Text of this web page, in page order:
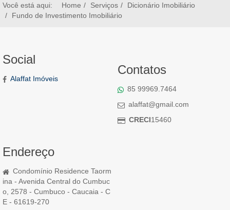
Você está aqui: Home Serviços
Dicionário Imobiliário
Fundo de Investimento Imobiliário
Social
Alaffat Imóveis
Contatos
85 99969.7464
alaffat@gmail.com
CRECI15460
Endereço
Condomínio Residence Taorm
ina - Avenida Central do Cumbuc
o, 2578 - Cumbuco - Caucaia - C
E - 61619-270